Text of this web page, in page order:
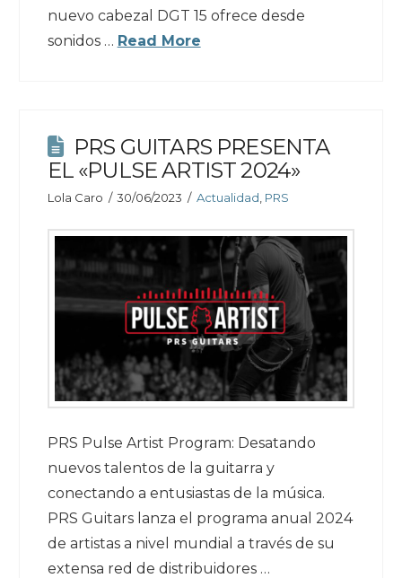
nuevo cabezal DGT 15 ofrece desde
sonidos … Read More
PRS GUITARS PRESENTA
EL «PULSE ARTIST 2024»
Lola Caro 30/06/2023 Actualidad PRS
PRS Pulse Artist Program: Desatando
nuevos talentos de la guitarra y
conectando a entusiastas de la música.
PRS Guitars lanza el programa anual 2024
de artistas a nivel mundial a través de su
extensa red de distribuidores …